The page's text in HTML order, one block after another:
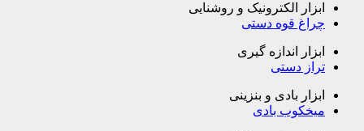
ابزار الکترونیک و روشنایی
چراغ قوه دستی
ابزار اندازه گیری
تراز دستی
ابزار بادی و بنزینی
میخکوب بادی